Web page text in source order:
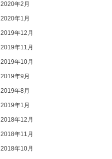
2020年2月
2020年1月
2019年12月
2019年11月
2019年10月
2019年9月
2019年8月
2019年1月
2018年12月
2018年11月
2018年10月